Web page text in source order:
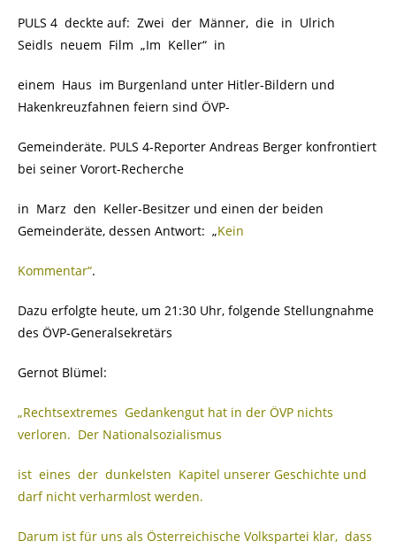
PULS 4 deckte auf: Zwei der Männer, die in Ulrich
Seidls neuem Film „Im Keller“ in
einem Haus im Burgenland unter Hitler-Bildern und
Hakenkreuzfahnen feiern sind ÖVP-
Gemeinderäte. PULS 4-Reporter Andreas Berger konfrontiert
bei seiner Vorort-Recherche
in Marz den Keller-Besitzer und einen der beiden
Gemeinderäte, dessen Antwort: „Kein
Kommentar“.
Dazu erfolgte heute, um 21:30 Uhr, folgende Stellungnahme
des ÖVP-Generalsekretärs
Gernot Blümel:
„Rechtsextremes Gedankengut hat in der ÖVP nichts
verloren. Der Nationalsozialismus
ist eines der dunkelsten Kapitel unserer Geschichte und
darf nicht verharmlost werden.
Darum ist für uns als Österreichische Volkspartei klar, dass